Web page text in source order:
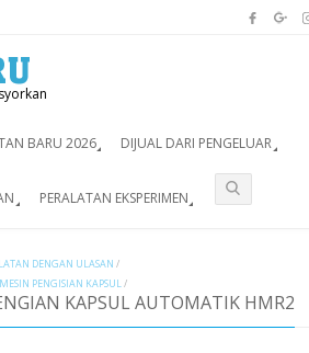
BARU 2026 DIJUAL DARI PENGELUAR
PERALATAN EKSPERIMEN
DENGAN ULASAN /
PENGISIAN KAPSUL/
KAPSUL AUTOMATIK HMR2